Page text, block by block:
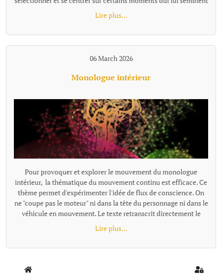
Lire plus...
06 March 2026
Monologue intérieur
Pour provoquer et explorer le mouvement du monologue
intérieur, la thématique du mouvement continu est efficace. Ce
thème permet d'expérimenter l'idée de flux de conscience. On
ne "coupe pas le moteur" ni dans la tête du personnage ni dans le
véhicule en mouvement. Le texte retranscrit directement le
monologue intérieur comme un "micro branché dans le
cerveau". Exemples de textes écrits avec cette proposition : -
Lire plus...
Home Sign In